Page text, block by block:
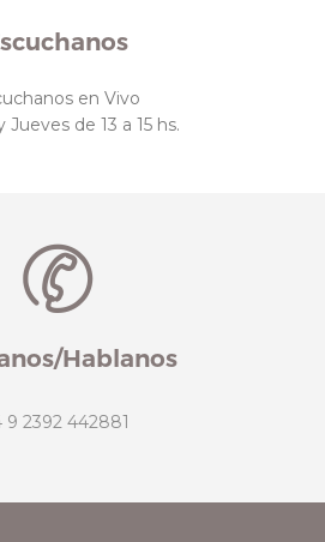
en Vivo
Jueves de 13 a 15 hs.
Hablanos
9 2392 442881